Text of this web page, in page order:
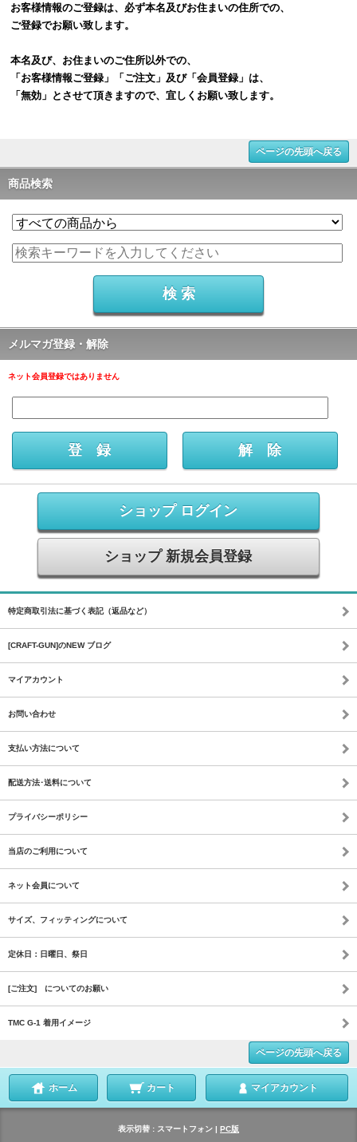
お客様情報のご登録は、必ず本名及びお住まいの住所での、
ご登録でお願い致します。
本名及び、お住まいのご住所以外での、
「お客様情報ご登録」「ご注文」及び「会員登録」は、
「無効」とさせて頂きますので、宜しくお願い致します。
ページの先頭へ戻る
商品検索
メルマガ登録・解除
ネット会員登録ではありません
ショップ ログイン
ショップ 新規会員登録
特定商取引法に基づく表記（返品など）
[CRAFT-GUN]のNEW ブログ
マイアカウント
お問い合わせ
支払い方法について
配送方法･送料について
プライバシーポリシー
当店のご利用について
ネット会員について
サイズ、フィッティングについて
定休日：日曜日、祭日
[ご注文] についてのお願い
TMC G-1 着用イメージ
ページの先頭へ戻る
ホーム カート マイアカウント
表示切替 : スマートフォン | PC版